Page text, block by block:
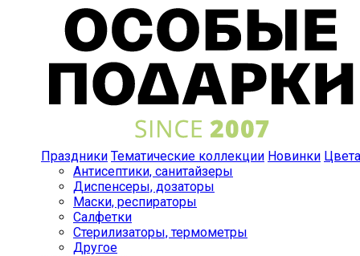
Праздники Тематические коллекции Новинки Цвета
Антисептики, санитайзеры
Диспенсеры, дозаторы
Маски, респираторы
Салфетки
Стерилизаторы, термометры
Другое